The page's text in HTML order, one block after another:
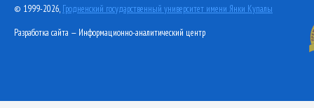
© 1999-2026, Гродненский государственный университет имени Янки Купалы
Разработка сайта — Информационно-аналитический центр